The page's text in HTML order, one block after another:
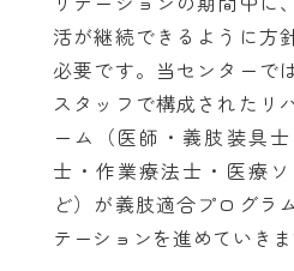
活が継続できるように方
必要です。当センターで
スタッフで構成されたリ
ーム（医師・義肢装具
士・作業療法士・医療
ど）が義肢適合プログラ
テーションを進めていきま